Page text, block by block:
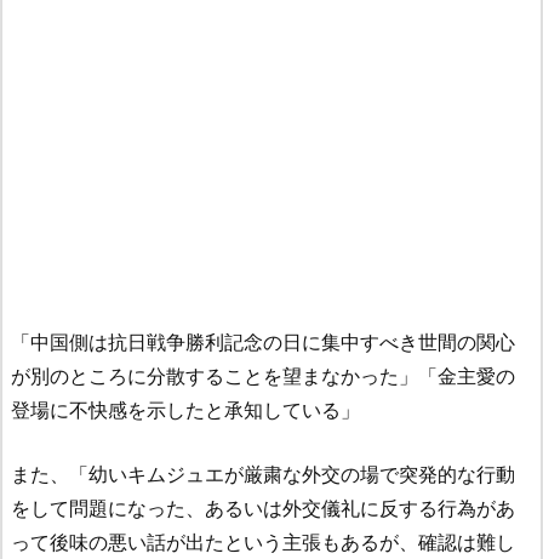
「中国側は抗日戦争勝利記念の日に集中すべき世間の関心
が別のところに分散することを望まなかった」「金主愛の
登場に不快感を示したと承知している」
また、「幼いキムジュエが厳粛な外交の場で突発的な行動
をして問題になった、あるいは外交儀礼に反する行為があ
って後味の悪い話が出たという主張もあるが、確認は難し